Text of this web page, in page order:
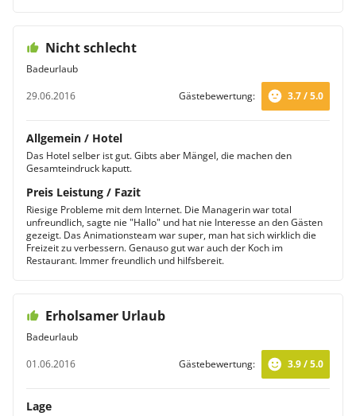
Nicht schlecht
Badeurlaub
29.06.2016
Gästebewertung: 3.7 / 5.0
Allgemein / Hotel
Das Hotel selber ist gut. Gibts aber Mängel, die machen den
Gesamteindruck kaputt.
Preis Leistung / Fazit
Riesige Probleme mit dem Internet. Die Managerin war total
unfreundlich, sagte nie "Hallo" und hat nie Interesse an den Gästen
gezeigt. Das Animationsteam war super, man hat sich wirklich die
Freizeit zu verbessern. Genauso gut war auch der Koch im
Restaurant. Immer freundlich und hilfsbereit.
Erholsamer Urlaub
Badeurlaub
01.06.2016
Gästebewertung: 3.9 / 5.0
Lage